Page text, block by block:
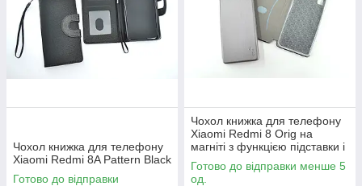
Чохол книжка для телефону
Xiaomi Redmi 8A Pattern Black
Готово до відправки
Чохол книжка для телефону
Xiaomi Redmi 8 Orig на
магніті з функцією підставки і
кишенею для карт Grey 4you
Готово до відправки менше 5
од.